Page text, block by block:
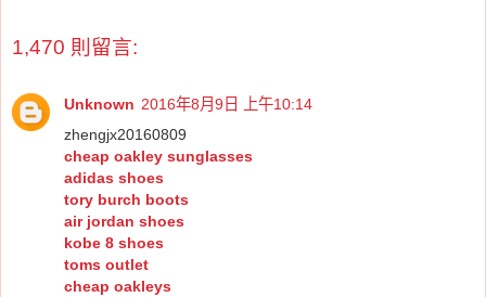
1,470 則留言:
Unknown 2016年8月9日 上午10:14
zhengjx20160809
cheap oakley sunglasses
adidas shoes
tory burch boots
air jordan shoes
kobe 8 shoes
toms outlet
cheap oakleys